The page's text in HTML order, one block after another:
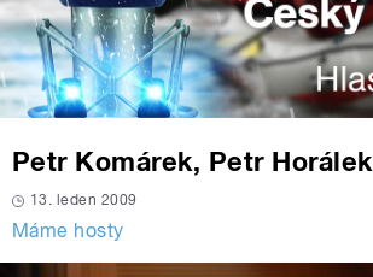
Petr Komárek, Petr Horálek
13. leden 2009
Máme hosty